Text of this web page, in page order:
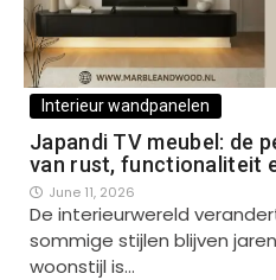
Interieur wandpanelen
Japandi TV meubel: de
van rust, functionaliteit
June 11, 2026
De interieurwereld
sommige stijlen blijven
woonstijl is…